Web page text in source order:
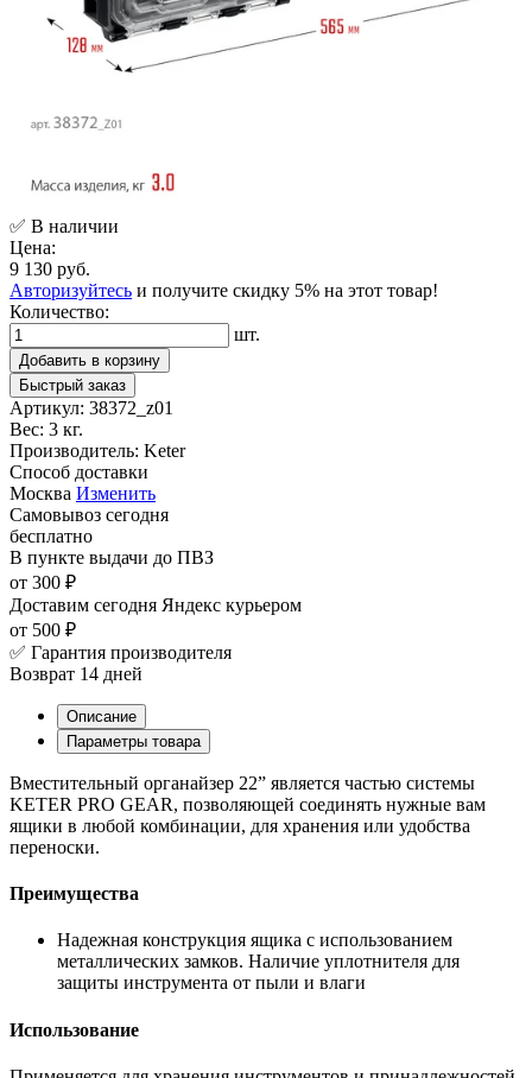
✅ В наличии
Цена:
9 130 руб.
Авторизуйтесь и получите скидку 5% на этот товар!
Количество:
шт.
Добавить в корзину
Быстрый заказ
Артикул: 38372_z01
Вес: 3 кг.
Производитель: Keter
Способ доставки
Москва Изменить
Самовывоз сегодня
бесплатно
В пункте выдачи до ПВЗ
от 300 ₽
Доставим сегодня Яндекс курьером
от 500 ₽
✅ Гарантия производителя
Возврат 14 дней
Описание
Параметры товара
Вместительный органайзер 22” является частью системы
KETER PRO GEAR, позволяющей соединять нужные вам
ящики в любой комбинации, для хранения или удобства
переноски.
Преимущества
Надежная конструкция ящика с использованием
металлических замков. Наличие уплотнителя для
защиты инструмента от пыли и влаги
Использование